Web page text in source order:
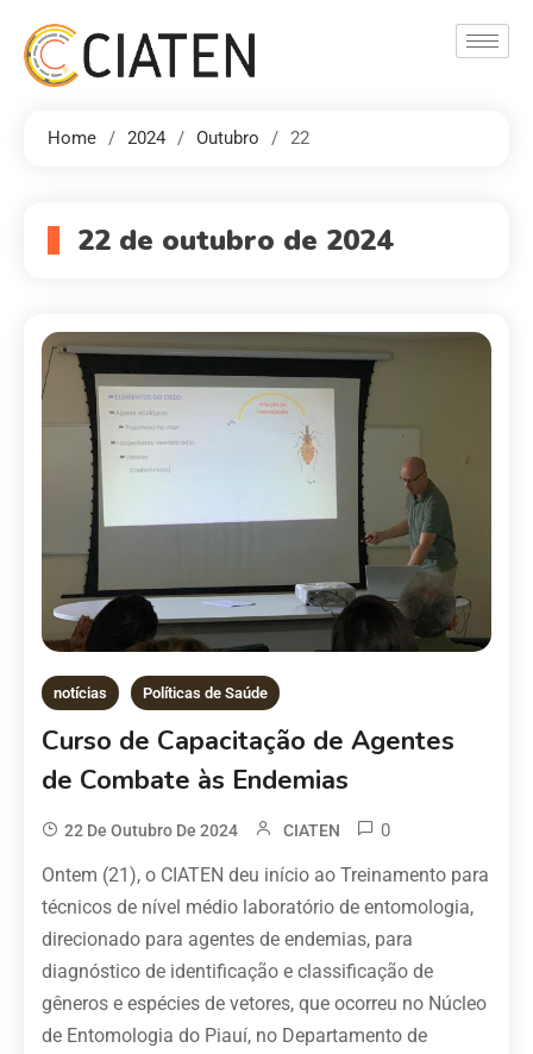
Home 2024 Outubro 22
22 de outubro de 2024
notícias Políticas de Saúde
Curso de Capacitação de Agentes
de Combate às Endemias
22 De Outubro De 2024 CIATEN 0
Ontem (21), o CIATEN deu início ao Treinamento para
técnicos de nível médio laboratório de entomologia,
direcionado para agentes de endemias, para
diagnóstico de identificação e classificação de
gêneros e espécies de vetores, que ocorreu no Núcleo
de Entomologia do Piauí, no Departamento de